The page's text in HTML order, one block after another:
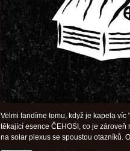
Velmi fandíme tomu, když je kapela
těkající esence ČEHOSI, co je
na solar plexus se spoustou otazníků.